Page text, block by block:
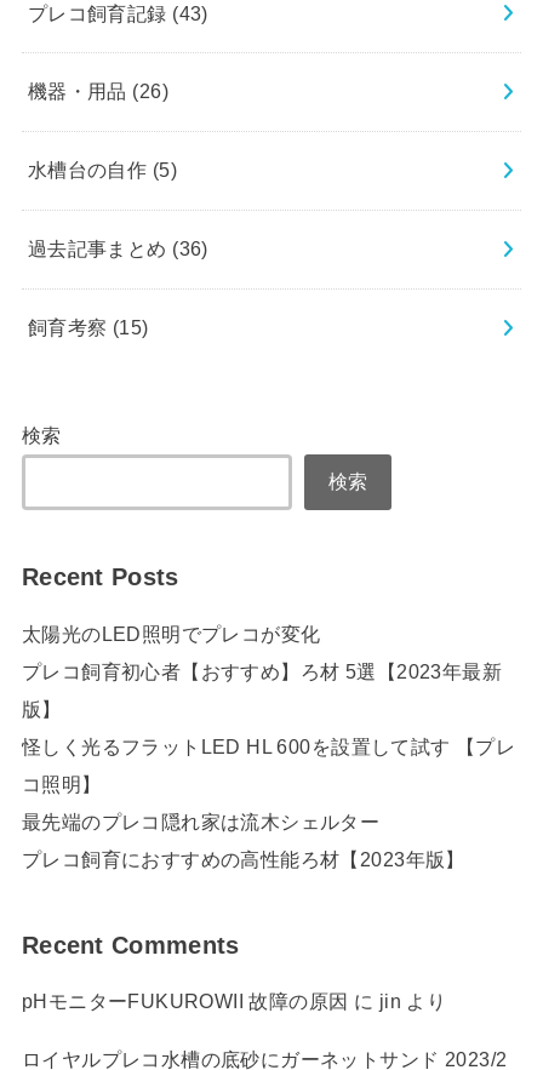
プレコ飼育記録 (43)
機器・用品 (26)
水槽台の自作 (5)
過去記事まとめ (36)
飼育考察 (15)
検索
検索
Recent Posts
太陽光のLED照明でプレコが変化
プレコ飼育初心者【おすすめ】ろ材 5選【2023年最新
版】
怪しく光るフラットLED HL 600を設置して試す 【プレ
コ照明】
最先端のプレコ隠れ家は流木シェルター
プレコ飼育におすすめの高性能ろ材【2023年版】
Recent Comments
pHモニターFUKUROWII 故障の原因 に jin より
ロイヤルプレコ水槽の底砂にガーネットサンド 2023/2